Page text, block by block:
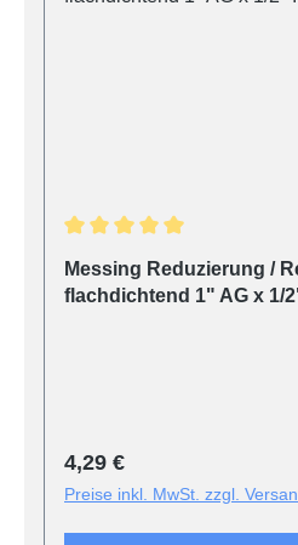
Messing Reduzierung /
flachdichtend 1" AG x 1/
Regulärer Preis:
4,29 €
Preise inkl. MwSt. zzgl.